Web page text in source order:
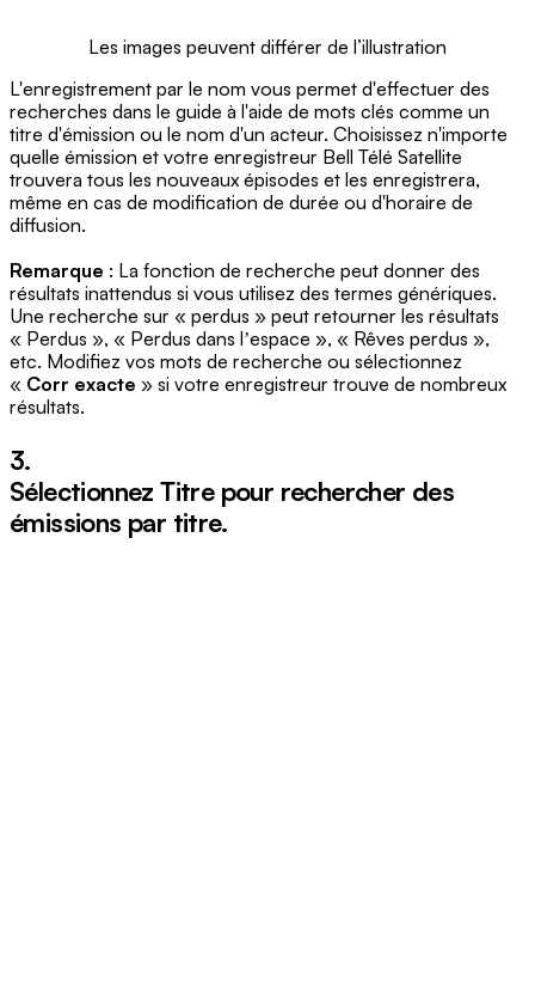
Les images peuvent différer de l’illustration
L'enregistrement par le nom vous permet d'effectuer des
recherches dans le guide à l'aide de mots clés comme un
titre d'émission ou le nom d'un acteur. Choisissez n'importe
quelle émission et votre enregistreur Bell Télé Satellite
trouvera tous les nouveaux épisodes et les enregistrera,
même en cas de modification de durée ou d'horaire de
diffusion.
Remarque : La fonction de recherche peut donner des
résultats inattendus si vous utilisez des termes génériques.
Une recherche sur « perdus » peut retourner les résultats
« Perdus », « Perdus dans lʼespace », « Rêves perdus »,
etc. Modifiez vos mots de recherche ou sélectionnez
« Corr exacte » si votre enregistreur trouve de nombreux
résultats.
3.
SélectionnezTitrepour rechercher des
émissions par titre.